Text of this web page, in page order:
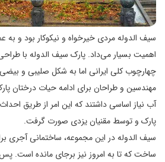
سیف الدوله مردی خیرخواه و نیکوکار بود و به
اهمیت بسیار می‌داد. پارک سیف الدوله با طراحی
چهارچوب کلی ایرانی اما به شکل صلیبی و
مهندسین و طراحان برای ادامه حیات درختان
پارک و توسط مقنیان یزدی صورت گرفت.
سیف الدوله در این مجموعه، ساختمانی
ساخت که تا به امروز نیز برجای مانده است. پس